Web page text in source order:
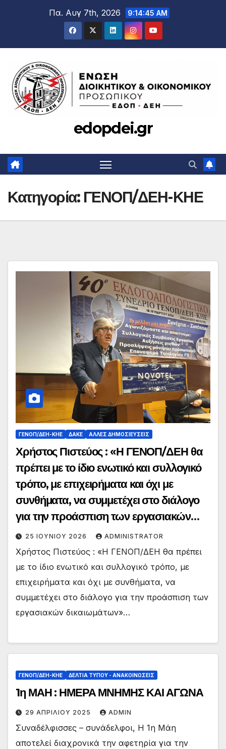
Πα. Αυγ 7th, 2026 9:14:46 AM
edopdei.gr
Κατηγορία: ΓΕΝΟΠ/ΔΕΗ-ΚΗΕ
ΓΕΝΟΠ/ΔΕΗ-ΚΗΕ ΔΑΚΕ ΆΛΛΕΣ ΔΗΜΟΣΙΕΎΣΕΙΣ
Χρήστος Πιστεύος : «Η ΓΕΝΟΠ/ΔΕΗ θα
πρέπει με το ίδιο ενωτικό και συλλογικό
τρόπο, με επιχειρήματα και όχι με
συνθήματα, να συμμετέχει στο διάλογο
για την προάσπιση των εργασιακών
δικαιωμάτων»
25 ΙΟΥΝΊΟΥ 2026 ADMINISTRATOR
Χρήστος Πιστεύος : «Η ΓΕΝΟΠ/ΔΕΗ θα πρέπει
με το ίδιο ενωτικό και συλλογικό τρόπο, με
επιχειρήματα και όχι με συνθήματα, να
συμμετέχει στο διάλογο για την προάσπιση των
εργασιακών δικαιωμάτων»…
ΓΕΝΟΠ/ΔΕΗ-ΚΗΕ ΔΕΛΤΊΑ ΤΎΠΟΥ - ΑΝΑΚΟΙΝΏΣΕΙΣ
1η ΜΑΗ : ΗΜΕΡΑ ΜΝΗΜΗΣ ΚΑΙ ΑΓΩΝΑ
29 ΑΠΡΙΛΊΟΥ 2025 ADMIN
Συναδέλφισσες – συνάδελφοι, Η 1η Μάη
αποτελεί διαχρονικά την αφετηρία για την